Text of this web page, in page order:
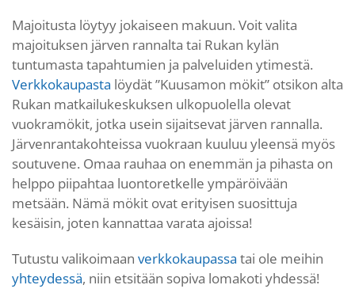
Majoitusta löytyy jokaiseen makuun. Voit valita
majoituksen järven rannalta tai Rukan kylän
tuntumasta tapahtumien ja palveluiden ytimestä.
Verkkokaupasta löydät ”Kuusamon mökit” otsikon alta
Rukan matkailukeskuksen ulkopuolella olevat
vuokramökit, jotka usein sijaitsevat järven rannalla.
Järvenrantakohteissa vuokraan kuuluu yleensä myös
soutuvene. Omaa rauhaa on enemmän ja pihasta on
helppo piipahtaa luontoretkelle ympäröivään
metsään. Nämä mökit ovat erityisen suosittuja
kesäisin, joten kannattaa varata ajoissa!
Tutustu valikoimaan verkkokaupassa tai ole meihin
yhteydessä, niin etsitään sopiva lomakoti yhdessä!